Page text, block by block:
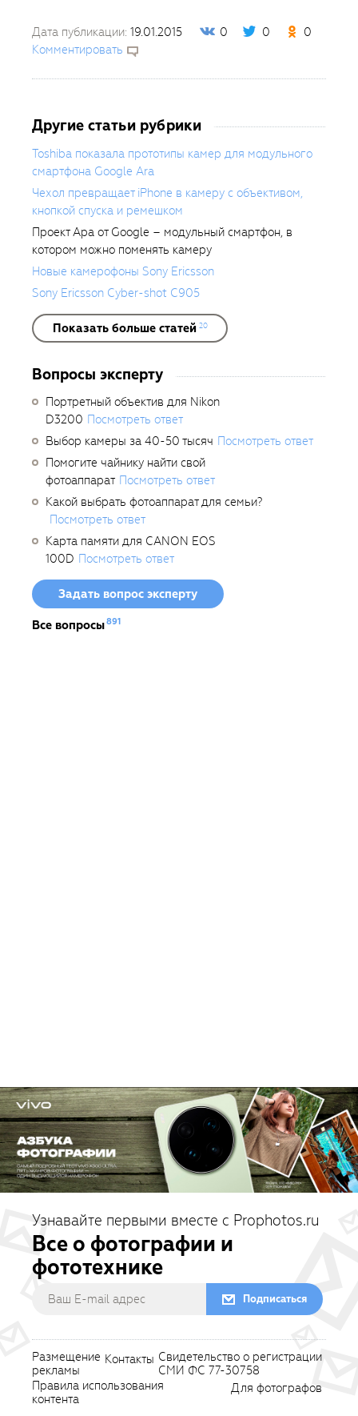
Дата публикации: 19.01.2015 0 0
0
Комментировать
Другие статьи рубрики
Toshiba показала прототипы камер для модульного
смартфона Google Ara
Чехол превращает iPhone в камеру с объективом,
кнопкой спуска и ремешком
Проект Ара от Google – модульный смартфон, в
котором можно поменять камеру
Новые камерофоны Sony Ericsson
Sony Ericsson Cyber-shot C905
Показать больше статей 20
Вопросы эксперту
Портретный объектив для Nikon
D3200 Посмотреть ответ
Выбор камеры за 40-50 тысяч Посмотреть ответ
Помогите чайнику найти свой
фотоаппарат Посмотреть ответ
Какой выбрать фотоаппарат для семьи?
Посмотреть ответ
Карта памяти для CANON EOS
100D Посмотреть ответ
Задать вопрос эксперту
Все вопросы891
Узнавайте первыми вместе с Prophotos.ru
Все о фотографии и
фототехнике
Подписаться
Размещение
рекламы
Контакты Свидетельство о регистрации
СМИ ФС 77-30758
Правила использования
контента
Для фотографов